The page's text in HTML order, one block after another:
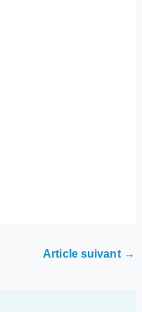
Article suivant →